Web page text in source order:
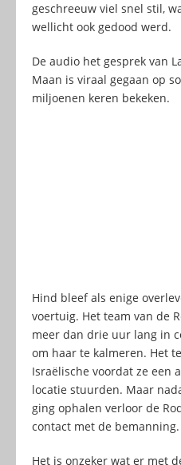
geschreeuw viel snel stil,
wellicht ook gedood werd.
De audio het gesprek van
Maan is viraal gegaan op
miljoenen keren bekeken.
Hind bleef als enige
voertuig. Het team van de
meer dan drie uur lang in
om haar te kalmeren. Het
Israëlische voordat ze een
locatie stuurden. Maar
ging ophalen verloor de
contact met de bemanning.
Het is onzeker wat er met